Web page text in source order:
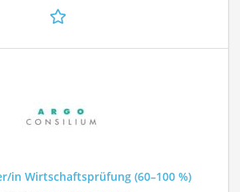
in Wirtschaftsprüfung (60–100 %)